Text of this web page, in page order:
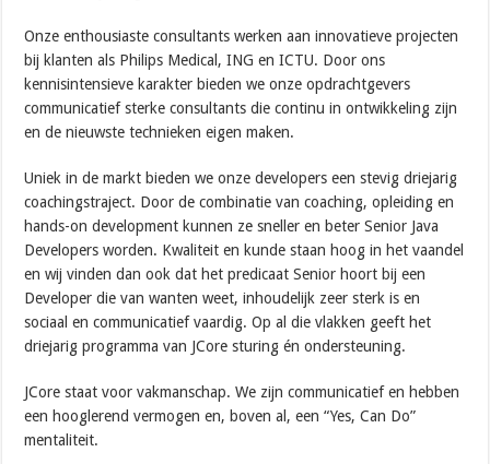
Onze enthousiaste consultants werken aan innovatieve projecten
bij klanten als Philips Medical, ING en ICTU. Door ons
kennisintensieve karakter bieden we onze opdrachtgevers
communicatief sterke consultants die continu in ontwikkeling zijn
en de nieuwste technieken eigen maken.
Uniek in de markt bieden we onze developers een stevig driejarig
coachingstraject. Door de combinatie van coaching, opleiding en
hands-on development kunnen ze sneller en beter Senior Java
Developers worden. Kwaliteit en kunde staan hoog in het vaandel
en wij vinden dan ook dat het predicaat Senior hoort bij een
Developer die van wanten weet, inhoudelijk zeer sterk is en
sociaal en communicatief vaardig. Op al die vlakken geeft het
driejarig programma van JCore sturing én ondersteuning.
JCore staat voor vakmanschap. We zijn communicatief en hebben
een hooglerend vermogen en, boven al, een “Yes, Can Do”
mentaliteit.